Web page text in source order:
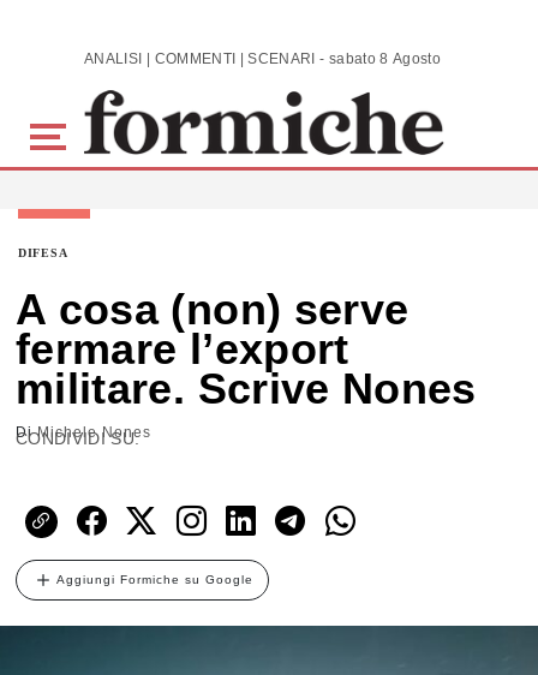
Skip to main content ANALISI | COMMENTI | SCENARI - sabato 8 Agosto 2026
DIFESA
A cosa (non) serve
fermare l’export
militare. Scrive Nones
DiMichele Nones
CONDIVIDI SU:
Aggiungi Formiche su Google